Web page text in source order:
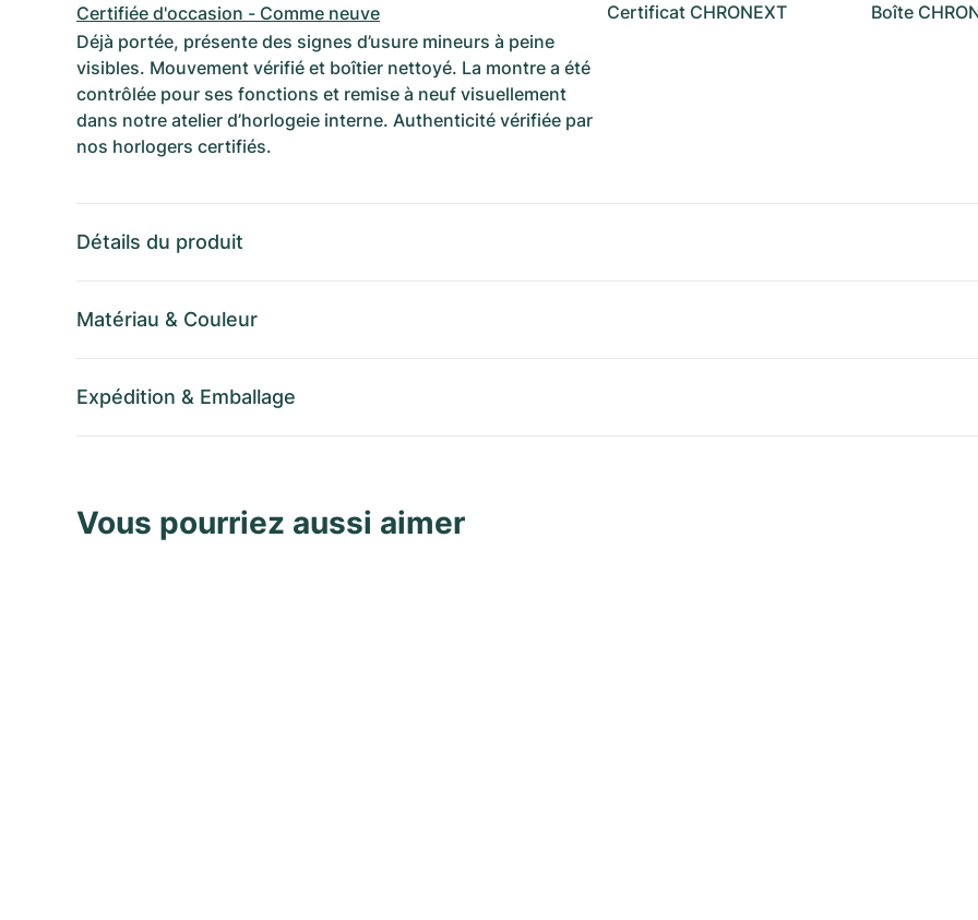
Certifiée d'occasion - Comme neuve
Déjà portée, présente des signes d’usure mineurs à peine
visibles. Mouvement vérifié et boîtier nettoyé. La montre a été
contrôlée pour ses fonctions et remise à neuf visuellement
dans notre atelier d’horlogeie interne. Authenticité vérifiée par
nos horlogers certifiés.
Certificat CHRONEXT
Boîte
Détails du produit
Matériau & Couleur
Expédition & Emballage
Vous pourriez aussi aimer